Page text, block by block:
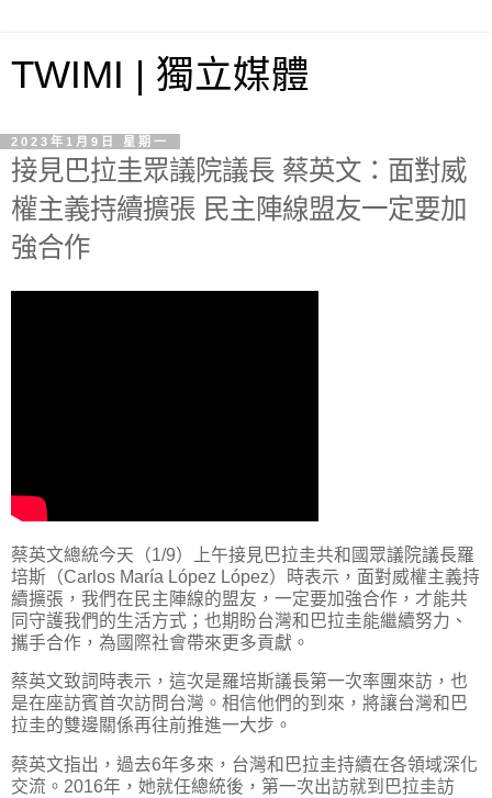
TWIMI | 獨立媒體
2023年1月9日 星期一
接見巴拉圭眾議院議長 蔡英文：面對威
權主義持續擴張 民主陣線盟友一定要加
強合作
蔡英文總統今天（1/9）上午接見巴拉圭共和國眾議院議長羅
培斯（Carlos María López López）時表示，面對威權主義持
續擴張，我們在民主陣線的盟友，一定要加強合作，才能共
同守護我們的生活方式；也期盼台灣和巴拉圭能繼續努力、
攜手合作，為國際社會帶來更多貢獻。
蔡英文致詞時表示，這次是羅培斯議長第一次率團來訪，也
是在座訪賓首次訪問台灣。相信他們的到來，將讓台灣和巴
拉圭的雙邊關係再往前推進一大步。
蔡英文指出，過去6年多來，台灣和巴拉圭持續在各領域深化
交流。2016年，她就任總統後，第一次出訪就到巴拉圭訪